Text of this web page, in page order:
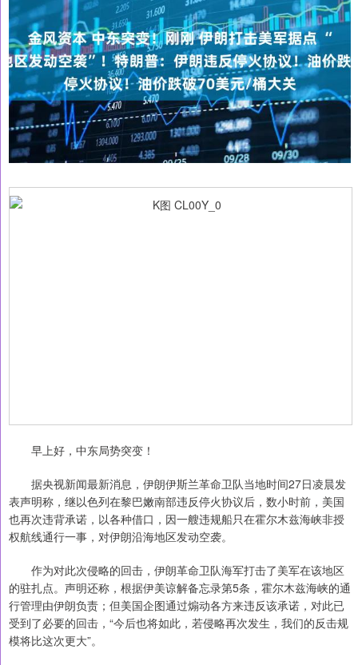
早上好，中东局势突变！
据央视新闻最新消息，伊朗伊斯兰革命卫队当地时间27日凌晨发
表声明称，继以色列在黎巴嫩南部违反停火协议后，数小时前，美国
也再次违背承诺，以各种借口，因一艘违规船只在霍尔木兹海峡非授
权航线通行一事，对伊朗沿海地区发动空袭。
作为对此次侵略的回击，伊朗革命卫队海军打击了美军在该地区
的驻扎点。声明还称，根据伊美谅解备忘录第5条，霍尔木兹海峡的通
行管理由伊朗负责；但美国企图通过煽动各方来违反该承诺，对此已
受到了必要的回击，“今后也将如此，若侵略再次发生，我们的反击规
模将比这次更大”。